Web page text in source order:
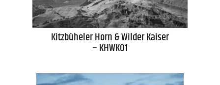
Kitzbüheler Horn & Wilder Kaiser
– KHWK01